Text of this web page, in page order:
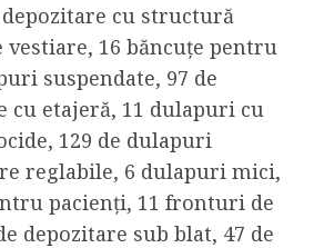
cu structură
vestiare, 16 băncuțe pentru
suspendate, 97 de
cu etajeră, 11 dulapuri cu
129 de dulapuri
reglabile, 6 dulapuri mici,
pacienți, 11 fronturi de
depozitare sub blat, 47 de